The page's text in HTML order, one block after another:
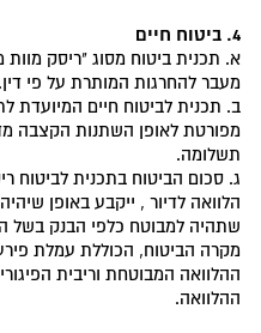
4. ביטוח חיים
א. תכנית ביטוח מסוג "ריסק
מעבר להחרגות המותרת על פי דין.
ב. תכנית לביטוח חיים המיועדת
מפורטת לאופן השתנות הקצבה
תשלומה.
ג. סכום הביטוח בתכנית לביטוח
הלוואה לדיור , ייקבע באופן
שתהיה למבוטח כלפי הבנק בשל
מקרה הביטוח, הכוללת עמלת
ההלוואה.